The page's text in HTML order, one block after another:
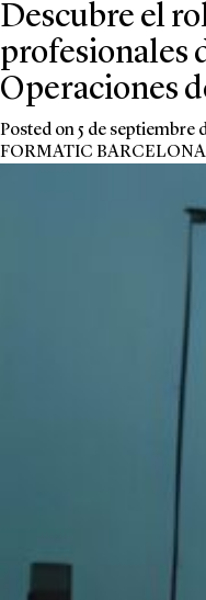
Descubre el
profesionales
Operaciones
Posted on5 de septiembre
FORMATIC BARCELONA